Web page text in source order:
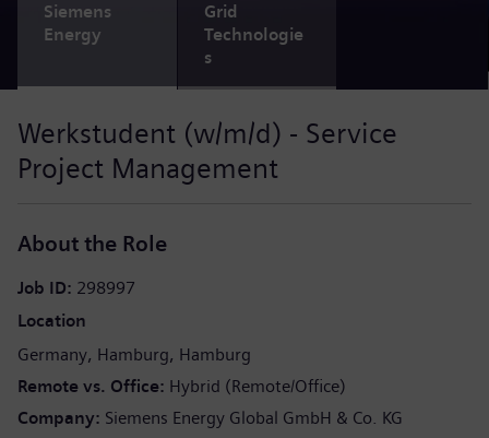
Siemens
Energy
Grid
Technologie
s
Werkstudent (w/m/d) - Service
Project Management
About the Role
Job ID 298997
Location
Germany Hamburg Hamburg
Remote vs. Office Hybrid (Remote/Office)
Company Siemens Energy Global GmbH & Co. KG